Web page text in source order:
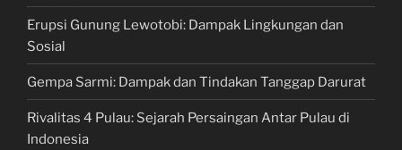
Erupsi Gunung Lewotobi: Dampak Lingkungan dan
Sosial
Gempa Sarmi: Dampak dan Tindakan Tanggap Darurat
Rivalitas 4 Pulau: Sejarah Persaingan Antar Pulau di
Indonesia